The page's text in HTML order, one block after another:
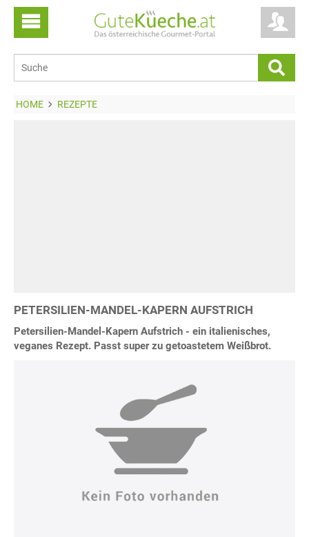
HOME REZEPTE
PETERSILIEN-MANDEL-KAPERN AUFSTRICH
Petersilien-Mandel-Kapern Aufstrich - ein italienisches,
veganes Rezept. Passt super zu getoastetem Weißbrot.